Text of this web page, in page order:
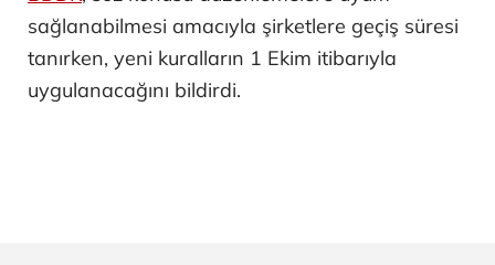
sağlanabilmesi amacıyla şirketlere geçiş süresi
tanırken, yeni kuralların 1 Ekim itibarıyla
uygulanacağını bildirdi.